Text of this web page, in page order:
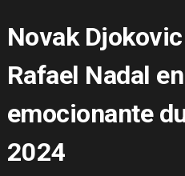
Novak
Rafael Nadal
emocionante
2024